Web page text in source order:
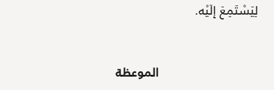
لِيَسْتَمِعَ إِلَيْه.
الموعظة